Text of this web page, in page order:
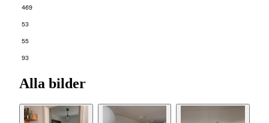
469
53
55
93
Alla bilder